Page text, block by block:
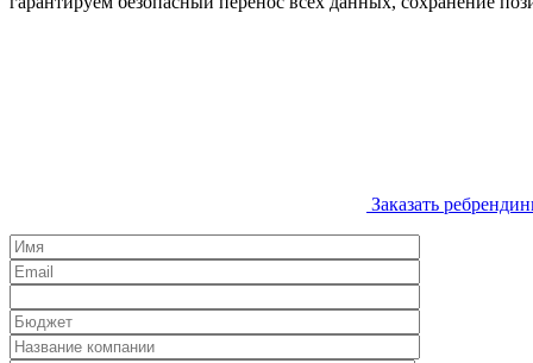
Заказать